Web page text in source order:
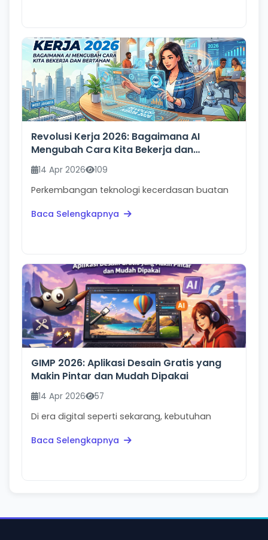
Revolusi Kerja 2026: Bagaimana AI
Mengubah Cara Kita Bekerja dan
Bertahan
14 Apr 2026 109
Perkembangan teknologi kecerdasan buatan
perubahan besar ...
Baca Selengkapnya
GIMP 2026: Aplikasi Desain Gratis yang
Makin Pintar dan Mudah Dipakai
14 Apr 2026 57
Di era digital seperti sekarang, kebutuhan
saja. Mulai ...
Baca Selengkapnya